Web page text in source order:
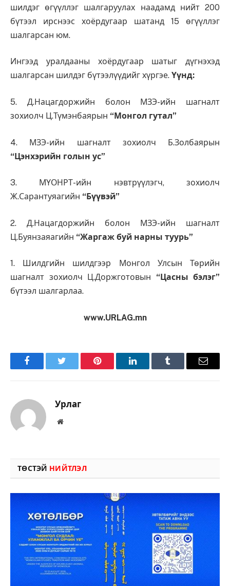
шилдэг өгүүллэг шалгаруулах наадамд нийт 200
бүтээл ирснээс хоёрдугаар шатанд 15 өгүүллэг
шалгарсан юм.
Ингээд уралдааны хоёрдугаар шатыг дүгнэхэд
шалгарсан шилдэг бүтээлүүдийг хүргэе. Үүнд:
5. Д.Нацагдоржийн болон МЗЭ-ийн шагналт
зохиолч Ц.Түмэнбаярын “Монгол гутал”
4. МЗЭ-ийн шагналт зохиолч Б.Золбаярын
“Цэнхэрийн голын ус”
3. МҮОНРТ-ийн нэвтрүүлэгч, зохиолч
Ж.Сарантуяагийн “Бүүвэй”
2. Д.Нацагдоржийн болон МЗЭ-ийн шагналт
Ц.Буянзаяагийн “Жаргаж буй нарны туурь”
1. Шилдгийн шилдгээр Монгол Улсын Төрийн
шагналт зохиолч Ц.Доржготовын “Цасны бэлэг”
бүтээл шалгарлаа.
www.URLAG.mn
FacebookTwitter Pinterest LinkedInTumblr Имэйл
Урлаг
Вэбсайт
ТӨСТЭЙ НИЙТЛЭЛ